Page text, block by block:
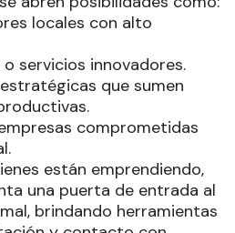
locales con alto
servicios innovadores.
que sumen
comprometidas
están emprendiendo,
una puerta de entrada al
brindando herramientas